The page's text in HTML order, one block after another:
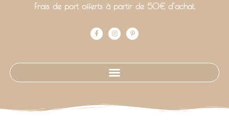
Frais de port offerts à partir de 50€ d’achat.